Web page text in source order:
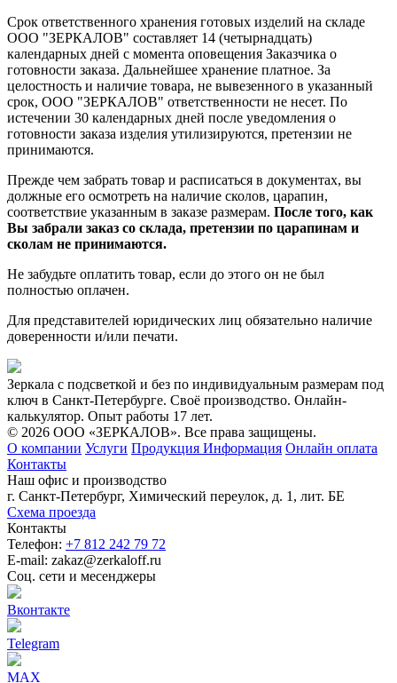
Срок ответственного хранения готовых изделий на складе
ООО "ЗЕРКАЛОВ" составляет 14 (четырнадцать)
календарных дней с момента оповещения Заказчика о
готовности заказа. Дальнейшее хранение платное. За
целостность и наличие товара, не вывезенного в указанный
срок, ООО "ЗЕРКАЛОВ" ответственности не несет. По
истечении 30 календарных дней после уведомления о
готовности заказа изделия утилизируются, претензии не
принимаются.
Прежде чем забрать товар и расписаться в документах, вы
должные его осмотреть на наличие сколов, царапин,
соответствие указанным в заказе размерам. После того, как
Вы забрали заказ со склада, претензии по царапинам и
сколам не принимаются.
Не забудьте оплатить товар, если до этого он не был
полностью оплачен.
Для представителей юридических лиц обязательно наличие
доверенности и/или печати.
Зеркала с подсветкой и без по индивидуальным размерам под
ключ в Санкт-Петербурге. Своё производство. Онлайн-
калькулятор. Опыт работы 17 лет.
© 2026 ООО «ЗЕРКАЛОВ». Все права защищены.
О компании Услуги Продукция Информация Онлайн оплата
Контакты
Наш офис и производство
г. Санкт-Петербург, Химический переулок, д. 1, лит. БЕ
Схема проезда
Контакты
Телефон: +7 812 242 79 72
E-mail: zakaz@zerkaloff.ru
Соц. сети и месенджеры
Вконтакте
Telegram
MAX